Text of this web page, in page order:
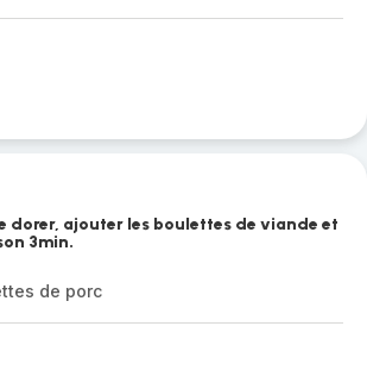
dorer, ajouter les boulettes de viande et
3min.
de porc